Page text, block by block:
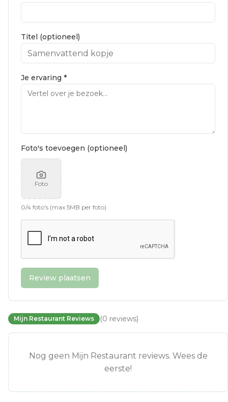
Titel (optioneel)
Je ervaring *
Foto's toevoegen (optioneel)
Foto
0/4 foto's (max 5MB per foto)
Review plaatsen
Mijn Restaurant Reviews (0 reviews)
Nog geen Mijn Restaurant reviews. Wees de
eerste!